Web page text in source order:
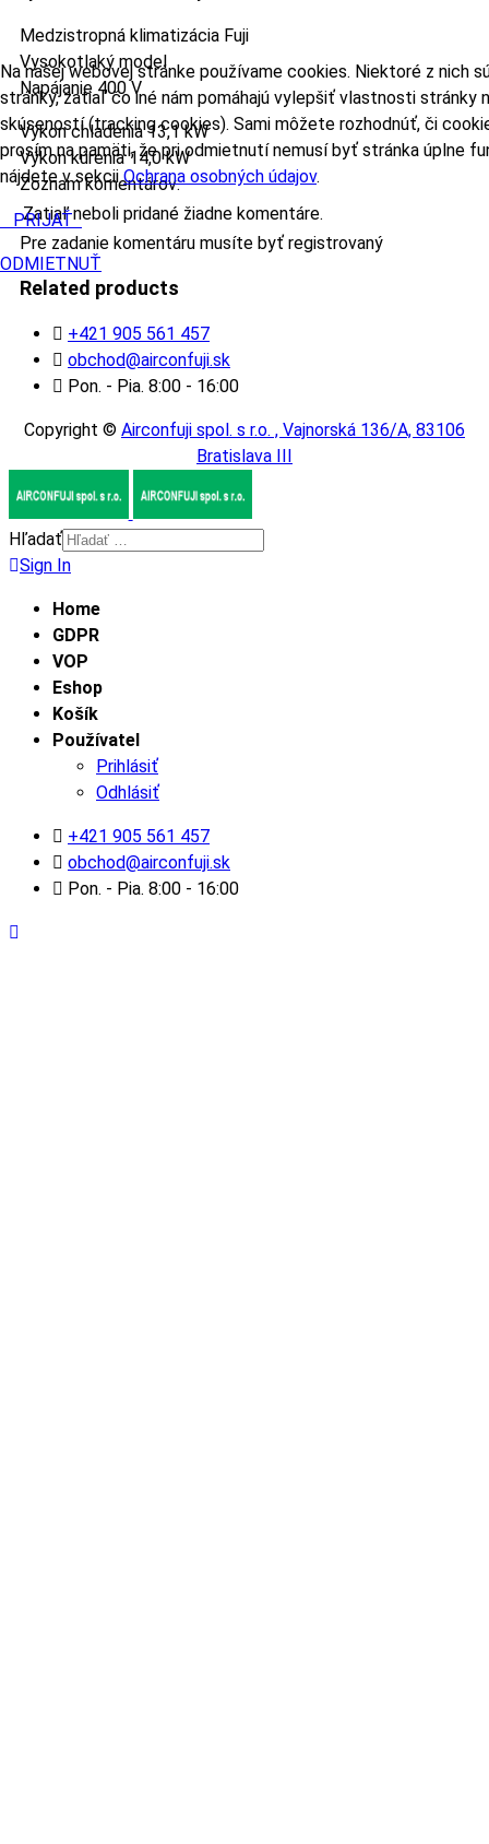
Medzistropná klimatizácia Fuji
Vysokotlaký model
Napájanie 400 V
Výkon chladenia 13,1 kW
Výkon kúrenia 14,0 kW
Zoznam komentárov:
Zatiaľ neboli pridané žiadne komentáre.
Pre zadanie komentáru musíte byť registrovaný
Related products
+421 905 561 457
obchod@airconfuji.sk
Pon. - Pia. 8:00 - 16:00
Copyright © Airconfuji spol. s r.o. , Vajnorská 136/A, 83106
Bratislava III
Hľadať
Sign In
Home
GDPR
VOP
Eshop
Košík
Používatel
Prihlásiť
Odhlásiť
+421 905 561 457
obchod@airconfuji.sk
Pon. - Pia. 8:00 - 16:00
Na našej webovej stránke používame cookies. Niektoré z nich
stránky, zatiaľ čo iné nám pomáhajú vylepšiť vlastnosti stránky
skúseností (tracking cookies). Sami môžete rozhodnúť, či
prosím na pamäti, že pri odmietnutí nemusí byť stránka úplne
nájdete v sekciiOchrana osobných údajov.
PRIJAŤ
ODMIETNUŤ